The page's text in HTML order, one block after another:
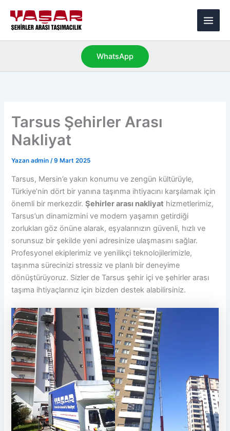
atla
Main
WhatsApp
Tarsus Şehirler Arası
Nakliyat
Yazan admin/9 Mart 2025
Tarsus, Mersin’e yakın konumu ve zengün kültürüyle,
Türkiye’nin dört bir yanına taşınma ihtiyacını karşılamak için
önemli bir merkezdir.Şehirler arası nakliyat hizmetlerimiz,
Tarsus’un dinamizmini ve modern yaşamın getirdiği
zorlukları göz önüne alarak, eşyalarınızın güvenli, hızlı ve
sorunsuz bir şekilde yeni adresinize ulaşmasını sağlar.
Profesyonel ekiplerimiz ve yenilikçi teknolojilerimizle,
taşınma sürecinizi stressiz ve planlı bir deneyime
dönüştürüyoruz. Sizler de Tarsus şehir içi ve şehirler arası
taşıma ihtiyaçlarınız için bizden destek alabilirsiniz.